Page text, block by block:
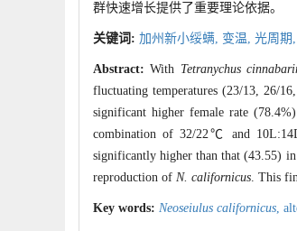
群快速增长提供了重要理论依据。
关键词: 加州新小绥螨, 变温, 光周期,
Abstract:With Tetranychus
fluctuating temperatures (23/13, 26/
significant higher female rate
combination of 32/22℃ and
significantly higher than that (43.55)
reproduction of N. californicus. This
Key words: Neoseiulus californicus,